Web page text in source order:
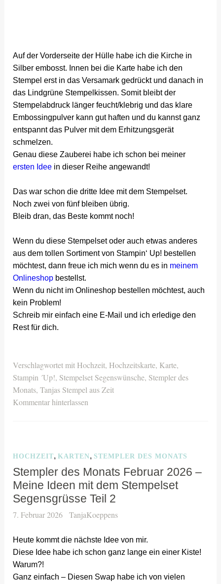
Auf der Vorderseite der Hülle habe ich die Kirche in
Silber embosst. Innen bei die Karte habe ich den
Stempel erst in das Versamark gedrückt und danach in
das Lindgrüne Stempelkissen. Somit bleibt der
Stempelabdruck länger feucht/klebrig und das klare
Embossingpulver kann gut haften und du kannst ganz
entspannt das Pulver mit dem Erhitzungsgerät
schmelzen.
Genau diese Zauberei habe ich schon bei meiner
ersten Idee in dieser Reihe angewandt!
Das war schon die dritte Idee mit dem Stempelset.
Noch zwei von fünf bleiben übrig.
Bleib dran, das Beste kommt noch!
Wenn du diese Stempelset oder auch etwas anderes
aus dem tollen Sortiment von Stampin‘ Up! bestellen
möchtest, dann freue ich mich wenn du es in meinem
Onlineshop bestellst.
Wenn du nicht im Onlineshop bestellen möchtest, auch
kein Problem!
Schreib mir einfach eine E-Mail und ich erledige den
Rest für dich.
Verschlagwortet mitHochzeit,Hochzeitskarte, Karte,
Stampin ´Up!, Stempelset Segenswünsche, Stempler des
Monats,Tanjas Stempel aus Zeit
Kommentar hinterlassen
HOCHZEIT,KARTEN, STEMPLER DES MONATS
Stempler des Monats Februar 2026 –
Meine Ideen mit dem Stempelset
Segensgrüsse Teil 2
7. Februar 2026 TanjaKoeppens
Heute kommt die nächste Idee von mir.
Diese Idee habe ich schon ganz lange ein einer Kiste!
Warum?!
Ganz einfach – Diesen Swap habe ich von vielen